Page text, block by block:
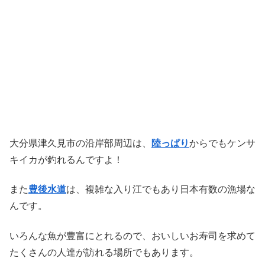
大分県津久見市の沿岸部周辺は、 陸っぱりからでもケンサ
キイカが釣れるんですよ！
また豊後水道は、複雑な入り江でもあり日本有数の漁場な
んです。
いろんな魚が豊富にとれるので、おいしいお寿司を求めて
たくさんの人達が訪れる場所でもあります。